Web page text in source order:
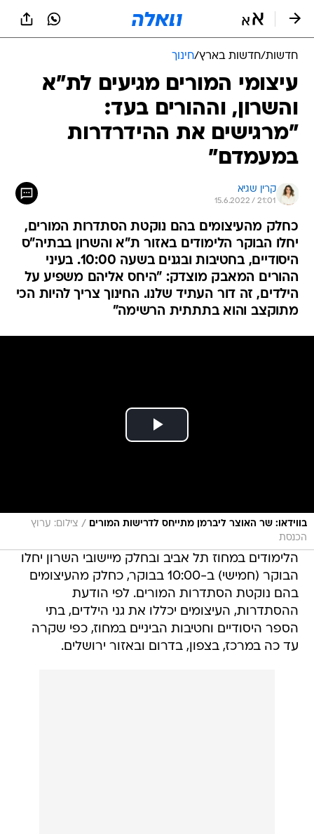
חדשות/חדשות בארץ/חינוך
עיצומי המורים מגיעים לת"א
והשרון, וההורים בעד:
"מרגישים את ההידרדרות
במעמדם"
קרין שגיא
15.6.2022 / 21:01
כחלק מהעיצומים בהם נוקטת הסתדרות המורים,
יחלו הבוקר הלימודים באזור ת"א והשרון בבתיה"ס
היסודיים, בחטיבות ובגנים בשעה 10:00. בעיני
ההורים המאבק מוצדק: "היחס אליהם משפיע על
הילדים, זה דור העתיד שלנו. החינוך צריך להיות הכי
מתוקצב והוא בתתתית הרשימה"
בווידאו: שר האוצר ליברמן מתייחס לדרישות המורים / צילום: ערוץ
הכנסת
הלימודים במחוז תל אביב ובחלק מיישובי השרון יחלו
הבוקר (חמישי) ב-10:00 בבוקר, כחלק מהעיצומים
בהם נוקטת הסתדרות המורים. לפי הודעת
ההסתדרות, העיצומים יכללו את גני הילדים, בתי
הספר היסודיים וחטיבות הביניים במחוז, כפי שקרה
עד כה במרכז, בצפון, בדרום ובאזור ירושלים.